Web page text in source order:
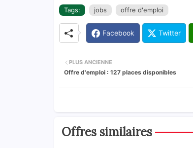
Tags: jobs offre d'emploi
Facebook Twitter
PLUS ANCIENNE
Offre d'emploi : 127 places disponibles
Offres similaires